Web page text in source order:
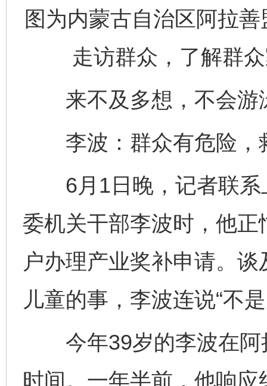
图为内蒙古自治区阿拉
走访群众，了解群
来不及多想，不会游
李波：群众有危险，
6月1日晚，记者联系
委机关干部李波时，他
户办理产业奖补申请。
儿童的事，李波连说“不
今年39岁的李波在阿
时间。一年半前，他响